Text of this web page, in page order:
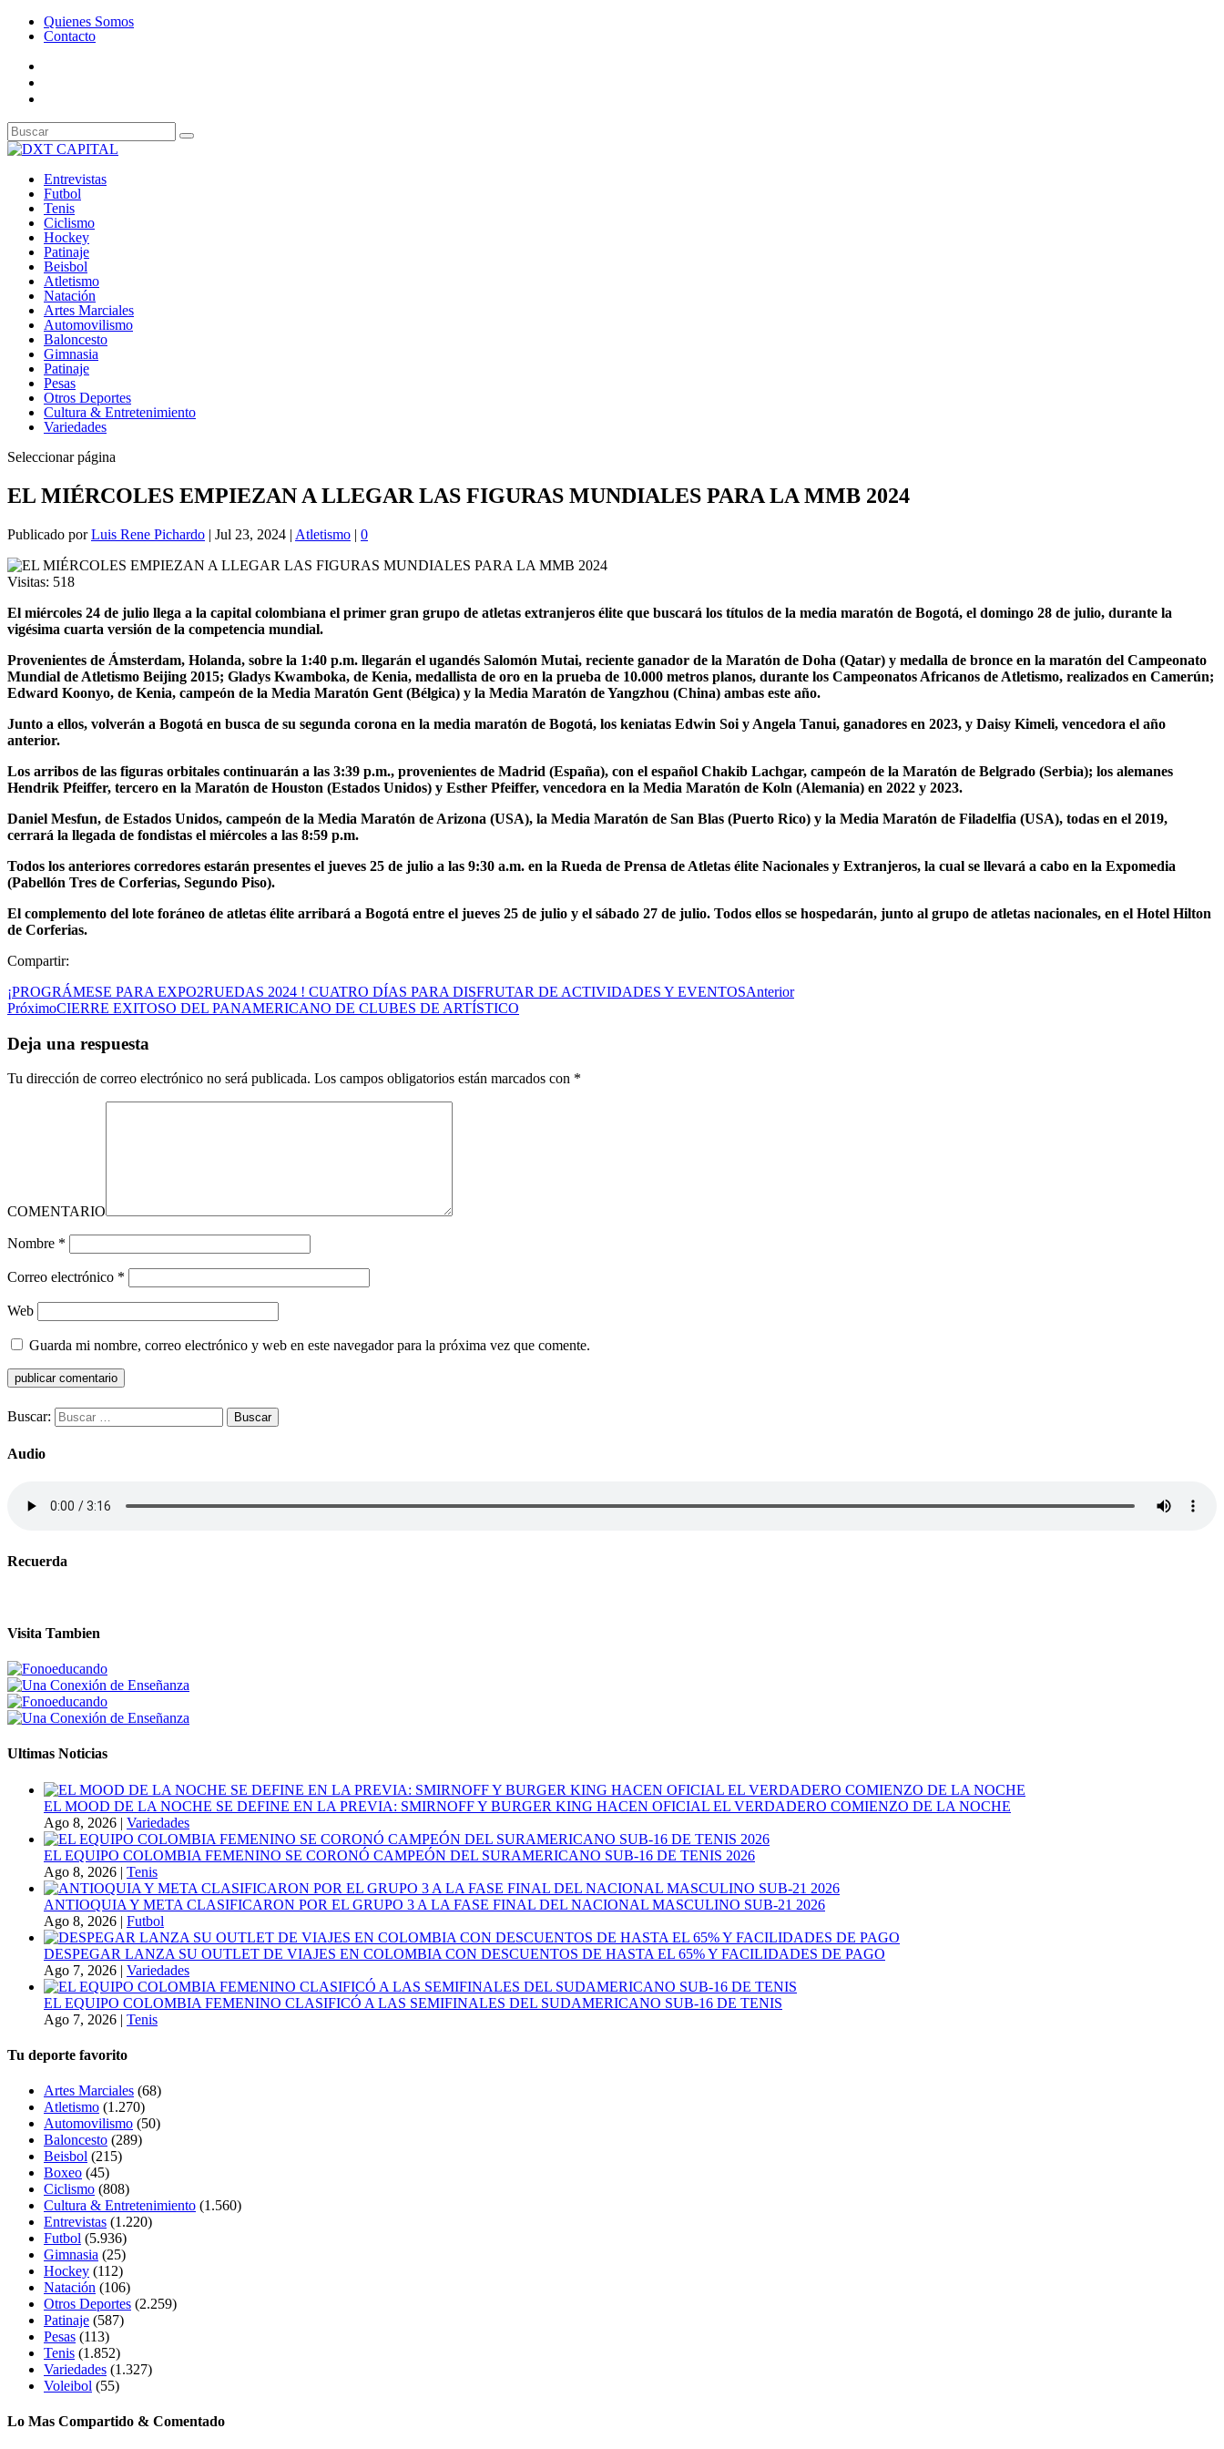
Quienes Somos
Contacto
Entrevistas
Futbol
Tenis
Ciclismo
Hockey
Patinaje
Beisbol
Atletismo
Natación
Artes Marciales
Automovilismo
Baloncesto
Gimnasia
Patinaje
Pesas
Otros Deportes
Cultura & Entretenimiento
Variedades
Seleccionar página
EL MIÉRCOLES EMPIEZAN A LLEGAR LAS FIGURAS MUNDIALES PARA LA MMB 2024
Publicado porLuis Rene Pichardo | Jul 23, 2024 | Atletismo | 0
Visitas: 518
El miércoles 24 de julio llega a la capital colombiana el primer gran grupo de atletas extranjeros élite que buscará los títulos de la media maratón de Bogotá, el domingo 28 de julio, durante la
vigésima cuarta versión de la competencia mundial.
Provenientes de Ámsterdam, Holanda, sobre la 1:40 p.m. llegarán el ugandés Salomón Mutai, reciente ganador de la Maratón de Doha (Qatar) y medalla de bronce en la maratón del Campeonato
Mundial de Atletismo Beijing 2015; Gladys Kwamboka, de Kenia, medallista de oro en la prueba de 10.000 metros planos, durante los Campeonatos Africanos de Atletismo, realizados en Camerún;
Edward Koonyo, de Kenia, campeón de la Media Maratón Gent (Bélgica) y la Media Maratón de Yangzhou (China) ambas este año.
Junto a ellos, volverán a Bogotá en busca de su segunda corona en la media maratón de Bogotá, los keniatas Edwin Soi y Angela Tanui, ganadores en 2023, y Daisy Kimeli, vencedora el año
anterior.
Los arribos de las figuras orbitales continuarán a las 3:39 p.m., provenientes de Madrid (España), con el español Chakib Lachgar, campeón de la Maratón de Belgrado (Serbia); los alemanes
Hendrik Pfeiffer, tercero en la Maratón de Houston (Estados Unidos) y Esther Pfeiffer, vencedora en la Media Maratón de Koln (Alemania) en 2022 y 2023.
Daniel Mesfun, de Estados Unidos, campeón de la Media Maratón de Arizona (USA), la Media Maratón de San Blas (Puerto Rico) y la Media Maratón de Filadelfia (USA), todas en el 2019,
cerrará la llegada de fondistas el miércoles a las 8:59 p.m.
Todos los anteriores corredores estarán presentes el jueves 25 de julio a las 9:30 a.m. en la Rueda de Prensa de Atletas élite Nacionales y Extranjeros, la cual se llevará a cabo en la Expomedia
(Pabellón Tres de Corferias, Segundo Piso).
El complemento del lote foráneo de atletas élite arribará a Bogotá entre el jueves 25 de julio y el sábado 27 de julio. Todos ellos se hospedarán, junto al grupo de atletas nacionales, en el Hotel Hilton
de Corferias.
Compartir:
¡PROGRÁMESE PARA EXPO2RUEDAS 2024 ! CUATRO DÍAS PARA DISFRUTAR DE ACTIVIDADES Y EVENTOSAnterior
PróximoCIERRE EXITOSO DEL PANAMERICANO DE CLUBES DE ARTÍSTICO
Deja una respuesta
Tu dirección de correo electrónico no será publicada. Los campos obligatorios están marcados con *
COMENTARIO
Nombre *
Correo electrónico *
Web
Guarda mi nombre, correo electrónico y web en este navegador para la próxima vez que comente.
Buscar:
Audio
Recuerda
Visita Tambien
Ultimas Noticias
EL MOOD DE LA NOCHE SE DEFINE EN LA PREVIA: SMIRNOFF Y BURGER KING HACEN OFICIAL EL VERDADERO COMIENZO DE LA NOCHE
Ago 8, 2026 | Variedades
EL EQUIPO COLOMBIA FEMENINO SE CORONÓ CAMPEÓN DEL SURAMERICANO SUB-16 DE TENIS 2026
Ago 8, 2026 | Tenis
ANTIOQUIA Y META CLASIFICARON POR EL GRUPO 3 A LA FASE FINAL DEL NACIONAL MASCULINO SUB-21 2026
Ago 8, 2026 | Futbol
DESPEGAR LANZA SU OUTLET DE VIAJES EN COLOMBIA CON DESCUENTOS DE HASTA EL 65% Y FACILIDADES DE PAGO
Ago 7, 2026 | Variedades
EL EQUIPO COLOMBIA FEMENINO CLASIFICÓ A LAS SEMIFINALES DEL SUDAMERICANO SUB-16 DE TENIS
Ago 7, 2026 | Tenis
Tu deporte favorito
Artes Marciales (68)
Atletismo (1.270)
Automovilismo (50)
Baloncesto (289)
Beisbol (215)
Boxeo (45)
Ciclismo (808)
Cultura & Entretenimiento (1.560)
Entrevistas (1.220)
Futbol (5.936)
Gimnasia (25)
Hockey (112)
Natación (106)
Otros Deportes (2.259)
Patinaje (587)
Pesas (113)
Tenis (1.852)
Variedades (1.327)
Voleibol (55)
Lo Mas Compartido & Comentado